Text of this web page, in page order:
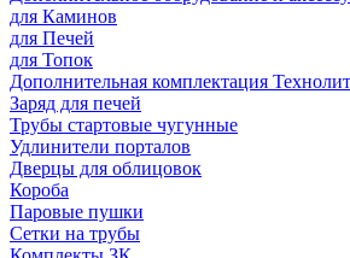
для Каминов
для Печей
для Топок
Дополнительная комплектация Технолит
Заряд для печей
Трубы стартовые чугунные
Удлинители порталов
Дверцы для облицовок
Короба
Паровые пушки
Сетки на трубы